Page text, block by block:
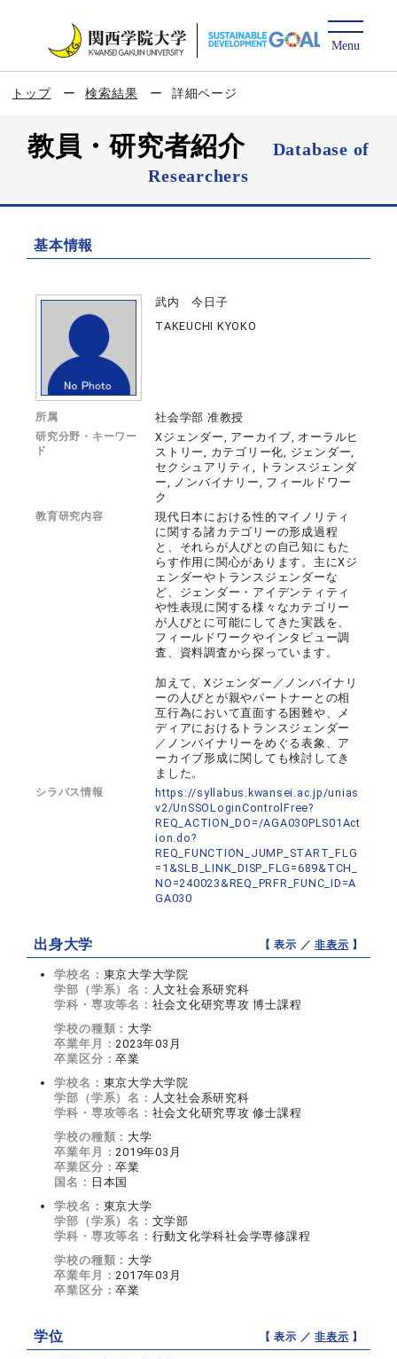
トップ 検索結果 詳細ページ
教員・研究者紹介
Database of
Researchers
基本情報
武内 今日子
TAKEUCHI KYOKO
所属 社会学部 准教授
研究分野・キーワー
ド
Xジェンダー, アーカイブ, オーラルヒ
ストリー, カテゴリー化, ジェンダー,
セクシュアリティ, トランスジェンダ
ー, ノンバイナリー, フィールドワー
ク
教育研究内容
現代日本における性的マイノリティ
に関する諸カテゴリーの形成過程
と、それらが人びとの自己知にもた
らす作用に関心があります。主にXジ
ェンダーやトランスジェンダーな
ど、ジェンダー・アイデンティティ
や性表現に関する様々なカテゴリー
が人びとに可能にしてきた実践を、
フィールドワークやインタビュー調
査、資料調査から探っています。
加えて、Xジェンダー／ノンバイナリ
ーの人びとが親やパートナーとの相
互行為において直面する困難や、メ
ディアにおけるトランスジェンダー
／ノンバイナリーをめぐる表象、ア
ーカイブ形成に関しても検討してき
ました。
シラバス情報
https://syllabus.kwansei.ac.jp/unias
v2/UnSSOLoginControlFree?
REQ_ACTION_DO=/AGA030PLS01Act
ion.do?
REQ_FUNCTION_JUMP_START_FLG
=1&SLB_LINK_DISP_FLG=689&TCH_
NO=240023&REQ_PRFR_FUNC_ID=A
GA030
出身大学 【 表示 ／非表示 】
学校名： 東京大学大学院
学部（学系）名： 人文社会系研究科
学科・専攻等名： 社会文化研究専攻 博士課程
学校の種類： 大学
卒業年月：2023年03月
卒業区分：卒業
学校名： 東京大学大学院
学部（学系）名： 人文社会系研究科
学科・専攻等名： 社会文化研究専攻 修士課程
学校の種類： 大学
卒業年月：2019年03月
卒業区分：卒業
国名： 日本国
学校名： 東京大学
学部（学系）名： 文学部
学科・専攻等名： 行動文化学科社会学専修課程
学校の種類： 大学
卒業年月：2017年03月
卒業区分：卒業
学位 【 表示 ／非表示 】